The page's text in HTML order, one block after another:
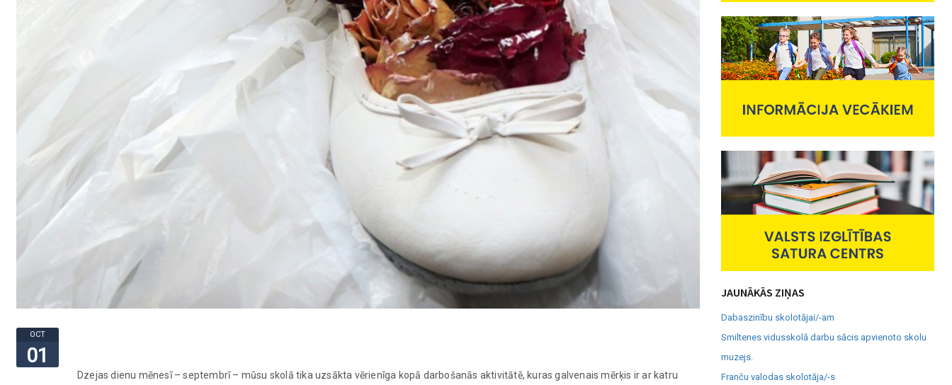
OCT
01
Dzejas dienu mēnesī – septembrī – mūsu skolā tika uzsākta vērienīga kopā darbošanās aktivitātē, kuras galvenais mērķis ir ar katru
JAUNĀKĀS ZIŅAS
Dabaszinību skolotājai/-am
Smiltenes vidusskolā darbu sācis apvienoto skolu
muzejs.
Franču valodas skolotāja/-s